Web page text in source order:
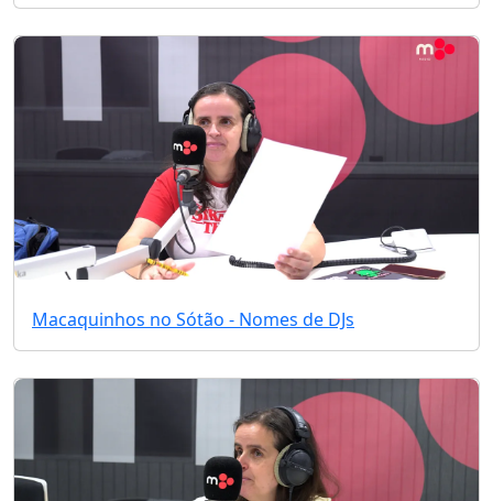
Macaquinhos no Sótão - Nomes de DJs